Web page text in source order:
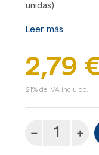
unidas)
Leer más
2,79
21% de IVA incluido.